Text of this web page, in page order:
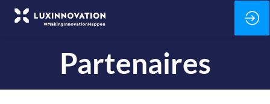
Partenaires